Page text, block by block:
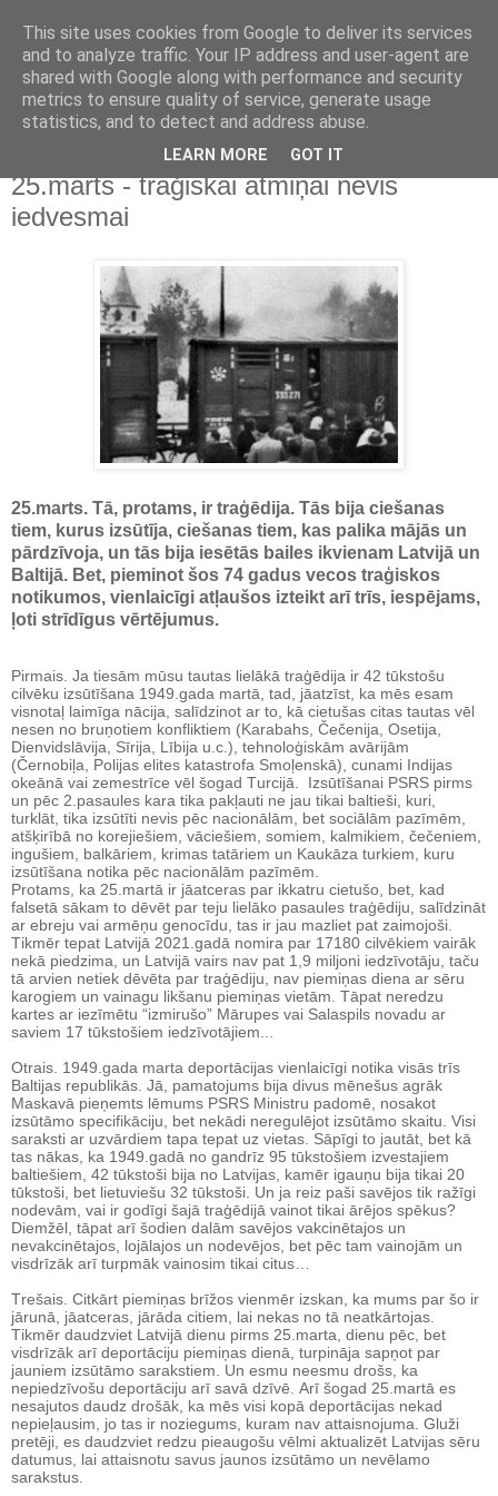
Kristians.Rozenvalds.lv
Raksti, publikācijas, komentāri
25.marts - traģiskai atmiņai nevis
iedvesmai
25.marts. Tā, protams, ir traģēdija. Tās bija ciešanas
tiem, kurus izsūtīja, ciešanas tiem, kas palika mājās un
pārdzīvoja, un tās bija iesētās bailes ikvienam Latvijā un
Baltijā. Bet, pieminot šos 74 gadus vecos traģiskos
notikumos, vienlaicīgi atļaušos izteikt arī trīs, iespējams,
ļoti strīdīgus vērtējumus.
Pirmais. Ja tiesām mūsu tautas lielākā traģēdija ir 42 tūkstošu
cilvēku izsūtīšana 1949.gada martā, tad, jāatzīst, ka mēs esam
visnotaļ laimīga nācija, salīdzinot ar to, kā cietušas citas tautas vēl
nesen no bruņotiem konfliktiem (Karabahs, Čečenija, Osetija,
Dienvidslāvija, Sīrija, Lībija u.c.), tehnoloģiskām avārijām
(Černobiļa, Polijas elites katastrofa Smoļenskā), cunami Indijas
okeānā vai zemestrīce vēl šogad Turcijā. Izsūtīšanai PSRS pirms
un pēc 2.pasaules kara tika pakļauti ne jau tikai baltieši, kuri,
turklāt, tika izsūtīti nevis pēc nacionālām, bet sociālām pazīmēm,
atšķirībā no korejiešiem, vāciešiem, somiem, kalmikiem, čečeniem,
ingušiem, balkāriem, krimas tatāriem un Kaukāza turkiem, kuru
izsūtīšana notika pēc nacionālām pazīmēm.
Protams, ka 25.martā ir jāatceras par ikkatru cietušo, bet, kad
falsetā sākam to dēvēt par teju lielāko pasaules traģēdiju, salīdzināt
ar ebreju vai armēņu genocīdu, tas ir jau mazliet pat zaimojoši.
Tikmēr tepat Latvijā 2021.gadā nomira par 17180 cilvēkiem vairāk
nekā piedzima, un Latvijā vairs nav pat 1,9 miljoni iedzīvotāju, taču
tā arvien netiek dēvēta par traģēdiju, nav piemiņas diena ar sēru
karogiem un vainagu likšanu piemiņas vietām. Tāpat neredzu
kartes ar iezīmētu “izmirušo” Mārupes vai Salaspils novadu ar
saviem 17 tūkstošiem iedzīvotājiem...
Otrais. 1949.gada marta deportācijas vienlaicīgi notika visās trīs
Baltijas republikās. Jā, pamatojums bija divus mēnešus agrāk
Maskavā pieņemts lēmums PSRS Ministru padomē, nosakot
izsūtāmo specifikāciju, bet nekādi neregulējot izsūtāmo skaitu. Visi
saraksti ar uzvārdiem tapa tepat uz vietas. Sāpīgi to jautāt, bet kā
tas nākas, ka 1949.gadā no gandrīz 95 tūkstošiem izvestajiem
baltiešiem, 42 tūkstoši bija no Latvijas, kamēr igauņu bija tikai 20
tūkstoši, bet lietuviešu 32 tūkstoši. Un ja reiz paši savējos tik ražīgi
nodevām, vai ir godīgi šajā traģēdijā vainot tikai ārējos spēkus?
Diemžēl, tāpat arī šodien dalām savējos vakcinētajos un
nevakcinētajos, lojālajos un nodevējos, bet pēc tam vainojām un
visdrīzāk arī turpmāk vainosim tikai citus…
Trešais. Citkārt piemiņas brīžos vienmēr izskan, ka mums par šo ir
jārunā, jāatceras, jārāda citiem, lai nekas no tā neatkārtojas.
Tikmēr daudzviet Latvijā dienu pirms 25.marta, dienu pēc, bet
visdrīzāk arī deportāciju piemiņas dienā, turpināja sapņot par
jauniem izsūtāmo sarakstiem. Un esmu neesmu drošs, ka
nepiedzīvošu deportāciju arī savā dzīvē. Arī šogad 25.martā es
nesajutos daudz drošāk, ka mēs visi kopā deportācijas nekad
nepieļausim, jo tas ir noziegums, kuram nav attaisnojuma. Gluži
pretēji, es daudzviet redzu pieaugošu vēlmi aktualizēt Latvijas sēru
datumus, lai attaisnotu savus jaunos izsūtāmo un nevēlamo
sarakstus.
This site uses cookies from Google to deliver its services
and to analyze traffic. Your IP address and user-agent are
shared with Google along with performance and security
metrics to ensure quality of service, generate usage
statistics, and to detect and address abuse.
LEARN MORE GOT IT